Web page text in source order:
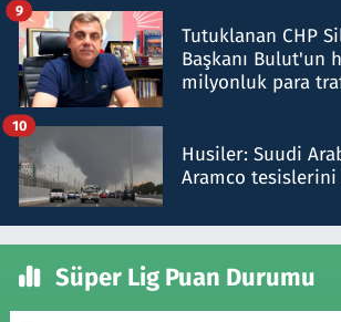
Tutuklanan CHP
Başkanı Bulut'un
milyonluk para
9
Husiler: Suudi
Aramco tesislerini
10
Süper Lig Puan Durumu